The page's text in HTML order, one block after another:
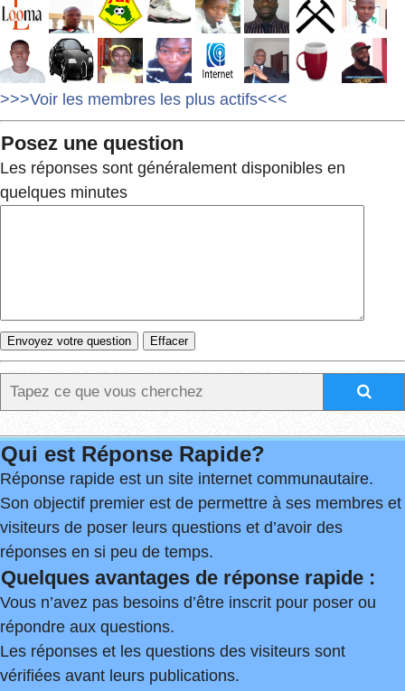
>>>Voir les membres les plus actifs<<<
Posez une question
Les réponses sont généralement disponibles en
quelques minutes
Qui est Réponse Rapide?
Réponse rapide est un site internet communautaire.
Son objectif premier est de permettre à ses membres et
visiteurs de poser leurs questions et d’avoir des
réponses en si peu de temps.
Quelques avantages de réponse rapide :
Vous n’avez pas besoins d’être inscrit pour poser ou
répondre aux questions.
Les réponses et les questions des visiteurs sont
vérifiées avant leurs publications.